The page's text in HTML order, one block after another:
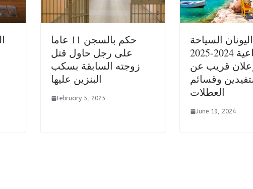
حكم بالسجن 11 عاما
على رجل حاول قتل
زوجته السابقة بسكب
البنزين عليها
February 5, 2025
اليونان السياحة
الاجتماعية 2024-2025
قريب عن
وقسائم
العطلات
June 19, 2024